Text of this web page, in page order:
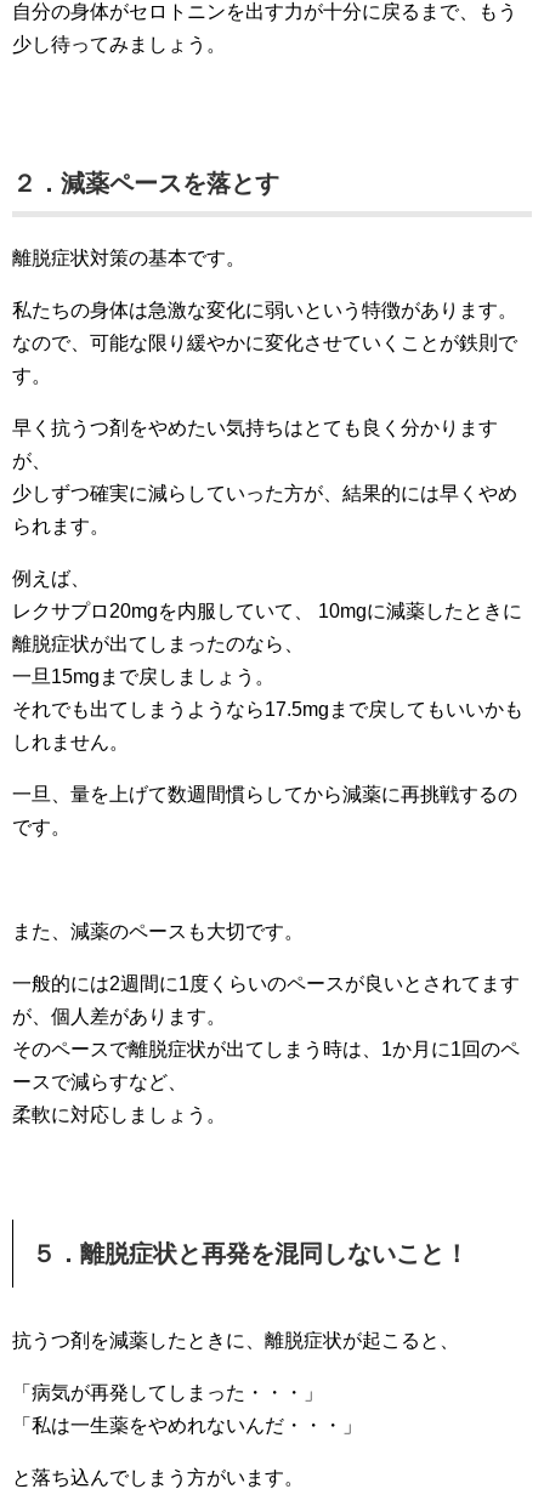
自分の身体がセロトニンを出す力が十分に戻るまで、もう
少し待ってみましょう。
２．減薬ペースを落とす
離脱症状対策の基本です。
私たちの身体は急激な変化に弱いという特徴があります。
なので、可能な限り緩やかに変化させていくことが鉄則で
す。
早く抗うつ剤をやめたい気持ちはとても良く分かります
が、
少しずつ確実に減らしていった方が、結果的には早くやめ
られます。
例えば、
レクサプロ20mgを内服していて、 10mgに減薬したときに
離脱症状が出てしまったのなら、
一旦15mgまで戻しましょう。
それでも出てしまうようなら17.5mgまで戻してもいいかも
しれません。
一旦、量を上げて数週間慣らしてから減薬に再挑戦するの
です。
また、減薬のペースも大切です。
一般的には2週間に1度くらいのペースが良いとされてます
が、個人差があります。
そのペースで離脱症状が出てしまう時は、1か月に1回のペ
ースで減らすなど、
柔軟に対応しましょう。
５．離脱症状と再発を混同しないこと！
抗うつ剤を減薬したときに、離脱症状が起こると、
「病気が再発してしまった・・・」
「私は一生薬をやめれないんだ・・・」
と落ち込んでしまう方がいます。